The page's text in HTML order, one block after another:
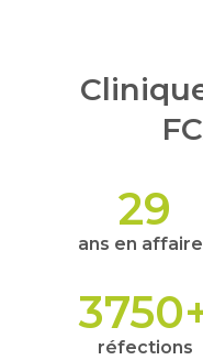
ans en
29
réfections
3750